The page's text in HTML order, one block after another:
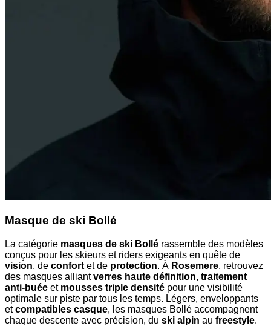
Masque de ski Bollé
La catégorie masques de ski Bollé rassemble des modèles
conçus pour les skieurs et riders exigeants en quête de
vision, de confort et de protection. À Rosemere, retrouvez
des masques alliantverres haute définition, traitement
anti-buée et mousses triple densité pour une visibilité
optimale sur piste par tous les temps. Légers, enveloppants
etcompatibles casque, les masques Bollé accompagnent
chaque descente avec précision, du ski alpin au freestyle.